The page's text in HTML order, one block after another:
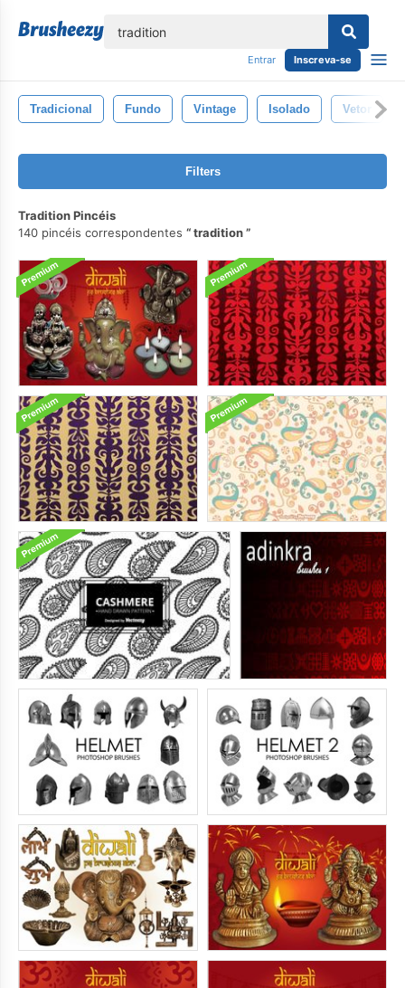
Entrar Inscreva-se
Tradicional Fundo Vintage Isolado Vetor
Filters
Tradition Pincéis
140 pincéis correspondentes
tradition